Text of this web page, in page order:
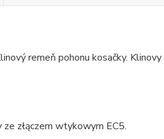
remeň pohonu kosačky.
złączem wtykowym EC5.